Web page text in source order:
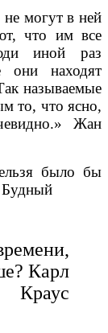
могут в ней
что им все
иной раз
они находят
называемые
то, что ясно,
Жан
было бы
Будный
Карл
Краус